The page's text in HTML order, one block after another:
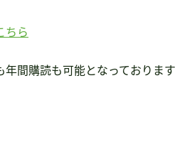
ちら
間購読も可能となっております